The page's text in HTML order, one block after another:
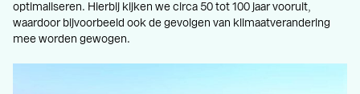
optimaliseren. Hierbij kijken we circa 50 tot 100 jaar vooruit,
waardoor bijvoorbeeld ook de gevolgen van klimaatverandering
mee worden gewogen.